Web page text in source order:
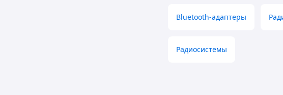
Bluetooth-адаптеры
Радиосистемы